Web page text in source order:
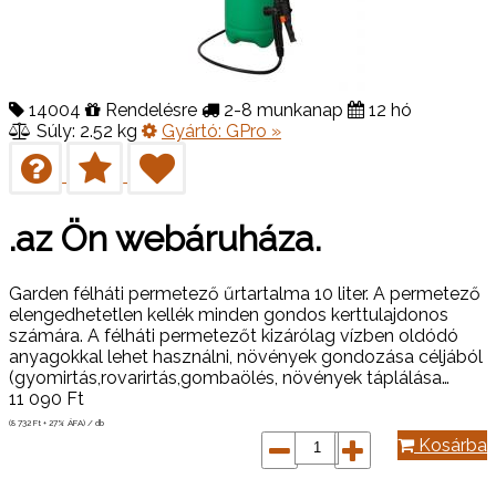
14004 Rendelésre 2-8 munkanap
12 hó
Súly: 2.52 kg
Gyártó: GPro »
.az Ön webáruháza.
Garden ​félháti permetező űrtartalma 10 liter. A permetező
elengedhetetlen kellék minden gondos kerttulajdonos
számára. A félháti permetezőt kizárólag vízben oldódó
anyagokkal lehet használni, növények gondozása céljából
(gyomirtás,rovarirtás,gombaölés, növények táplálása…
11 090 Ft
(8 732 Ft + 27% ÁFA) / db
Kosárba